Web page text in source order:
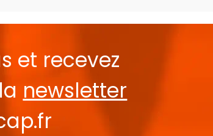
et recevez
newsletter